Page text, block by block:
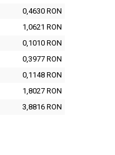
0,4630 RON
1,0621 RON
0,1010 RON
0,3977 RON
0,1148 RON
1,8027 RON
3,8816 RON